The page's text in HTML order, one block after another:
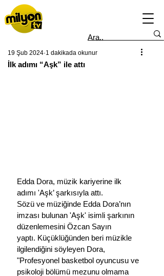
İlk adımı “Aşk” ile attı
19 Şub 2024 1 dakikada okunur
Edda Dora, müzik kariyerine ilk
adımı 'Aşk’ şarkısıyla attı.
Sözü ve müziğinde Edda Dora’nın
imzası bulunan 'Aşk' isimli şarkının
düzenlemesini Özcan Sayın
yaptı. Küçüklüğünden beri müzikle
ilgilendiğini söyleyen Dora,
"Profesyonel basketbol oyuncusu ve
psikoloji bölümü mezunu olmama